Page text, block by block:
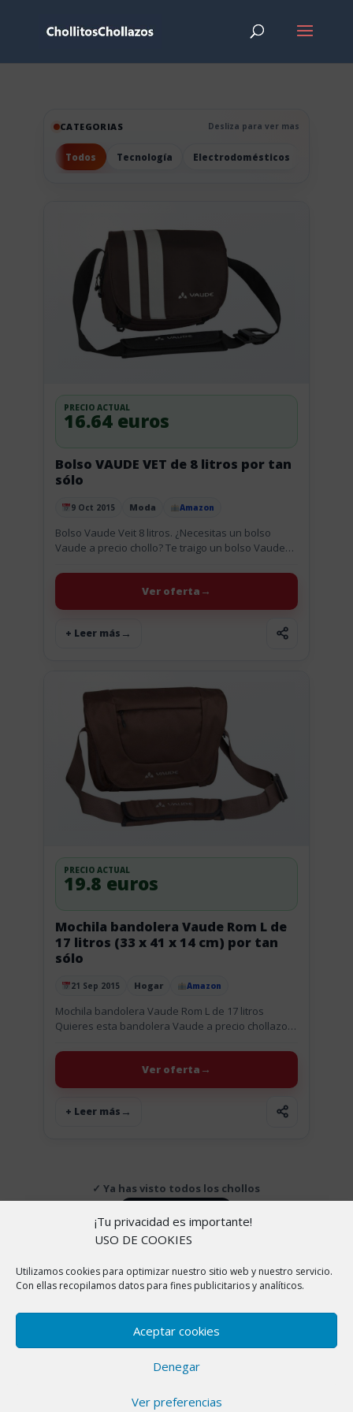
¡Tu privacidad es importante!
USO DE COOKIES
Utilizamos cookies para optimizar nuestro sitio web y nuestro servicio.
Con ellas recopilamos datos para fines publicitarios y analíticos.
Aceptar cookies
Denegar
Ver preferencias
CATEGORIAS Desliza para ver mas
Todos Tecnología Electrodomésticos
Publicado el
9 Oct 2015 Moda Amazon
Bolso VAUDE VET de 8 litros por tan
sólo
PRECIO ACTUAL
16.64 euros
Bolso Vaude Veit 8 litros. ¿Necesitas un bolso
Vaude a precio chollo? Te traigo un bolso Vaude
cantidad de...
+ Leer más
Ver oferta
Publicado el
21 Sep 2015 Hogar Amazon
Mochila bandolera Vaude Rom L de
17 litros (33 x 41 x 14 cm) por tan
sólo
PRECIO ACTUAL
19.8 euros
Mochila bandolera Vaude Rom L de 17 litros
Quieres esta bandolera Vaude a precio chollazo?
inspirada en la «Ciudad...
+ Leer más
Ver oferta
✓ Ya has visto todos los chollos
Copyright © 2026 |Aviso Legal|Política de
cookies|Política de Privacidad|Sobre nosotros
En ChollitosChollazos.com participamos en programas
de afiliación de AliExpress, Amazon y otras
plataformas. Esto significa que si haces clic en algunos
recibimos una pequeña comisión sin que a ti te cueste